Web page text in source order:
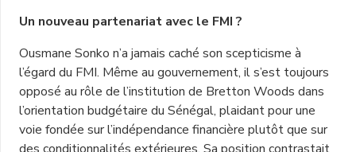
Un nouveau partenariat avec le FMI ?
Ousmane Sonko n’a jamais caché son scepticisme à
l’égard du FMI. Même au gouvernement, il s’est toujours
opposé au rôle de l’institution de Bretton Woods dans
l’orientation budgétaire du Sénégal, plaidant pour une
voie fondée sur l’indépendance financière plutôt que sur